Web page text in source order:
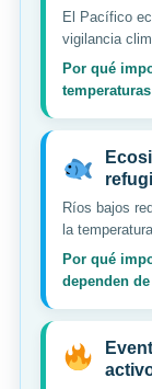
El Pacífico
vigilancia
Por qué
Ríos bajos
la
Por qué
dependen